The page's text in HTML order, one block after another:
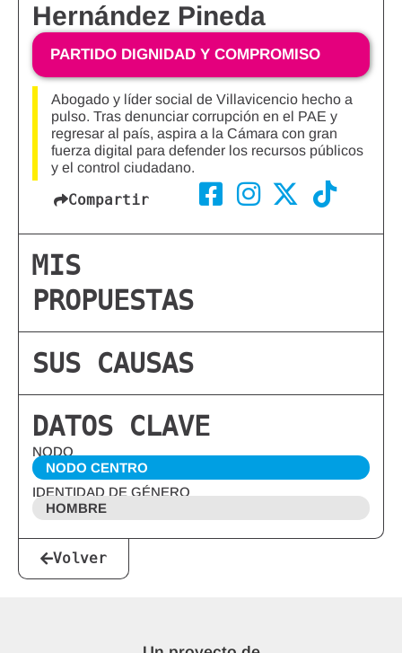
Hernández Pineda
PARTIDO DIGNIDAD Y COMPROMISO
Abogado y líder social de Villavicencio hecho a
pulso. Tras denunciar corrupción en el PAE y
regresar al país, aspira a la Cámara con gran
fuerza digital para defender los recursos públicos
y el control ciudadano.
Compartir
MIS
PROPUESTAS
SUS CAUSAS
DATOS CLAVE
NODO
NODO CENTRO
IDENTIDAD DE GÉNERO
HOMBRE
Volver